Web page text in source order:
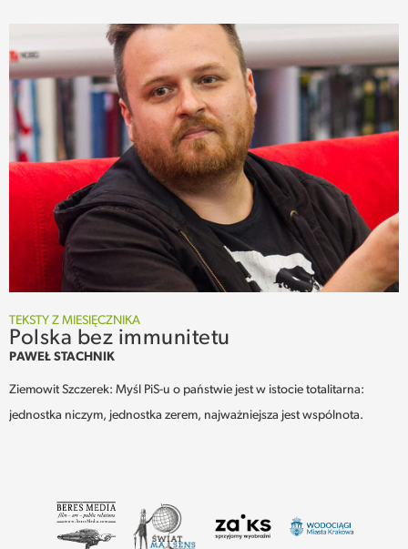
TEKSTY Z MIESIĘCZNIKA
PODCAST
TEKSTY Z MIESIĘCZNIKA
Polska bez immunitetu
PAWEŁ STACHNIK
Ziemowit Szczerek: Myśl PiS-u o państwie jest w istocie totalitarna:
jednostka niczym, jednostka zerem, najważniejsza jest wspólnota.